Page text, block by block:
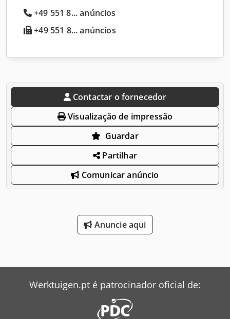
+49 551 8... anúncios
+49 551 8... anúncios
Contactar o fornecedor
Visualização de impressão
Guardar
Partilhar
Comunicar anúncio
Anuncie aqui
Werktuigen.pt é patrocinador oficial de: